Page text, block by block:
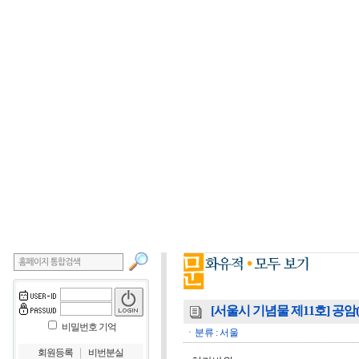
비밀번호 기억
회원등록 비번분실
[서울시 기념물 제11호] 공
ㆍ분류 : 서울